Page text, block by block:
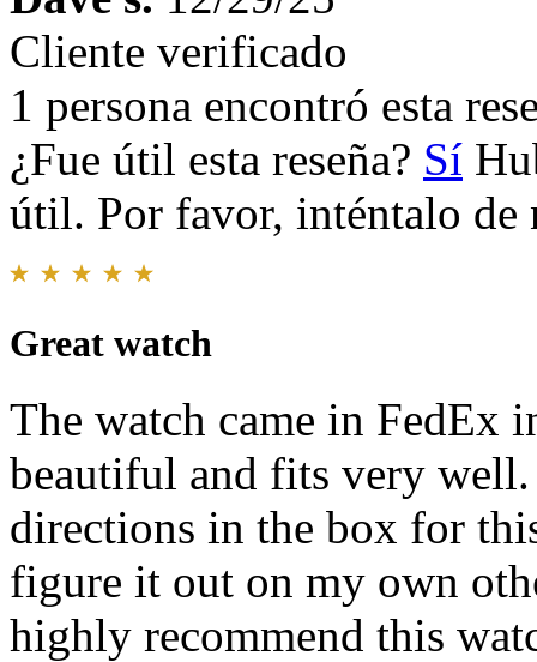
Cliente verificado
1 persona encontró esta
¿Fue útil esta reseña? Sí
útil. Por favor, inténtalo de
Great watch
The watch came in FedEx
beautiful and fits very
directions in the box for
figure it out on my own
highly recommend this